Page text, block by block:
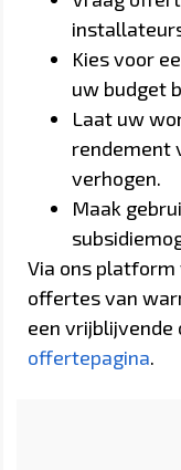
Kies voor
uw budget
Laat uw
rendement
verhogen.
Maak
Via ons
offertes van
een
offertepagina.